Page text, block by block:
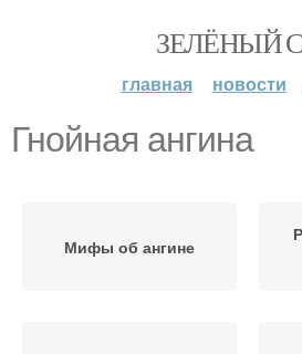
ЗЕЛЁНЫЙ
главная новости
Гнойная ангина
Мифы об ангине